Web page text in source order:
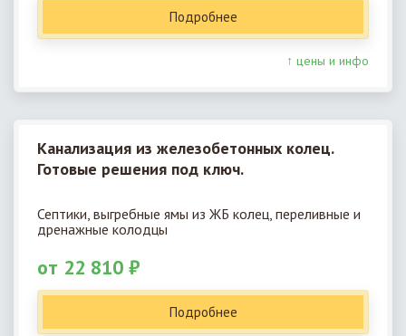
Подробнее
↑ цены и инфо
Канализация из железобетонных колец.
Готовые решения под ключ.
Септики, выгребные ямы из ЖБ колец, переливные и
дренажные колодцы
от 22 810 ₽
Подробнее